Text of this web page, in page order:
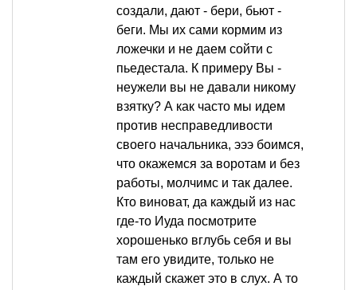
создали, дают - бери, бьют -
беги. Мы их сами кормим из
ложечки и не даем сойти с
пьедестала. К примеру Вы -
неужели вы не давали никому
взятку? А как часто мы идем
против несправедливости
своего начальника, эээ боимся,
что окажемся за воротам и без
работы, молчимс и так далее.
Кто виноват, да каждый из нас
где-то Иуда посмотрите
хорошенько вглубь себя и вы
там его увидите, только не
каждый скажет это в слух. А то